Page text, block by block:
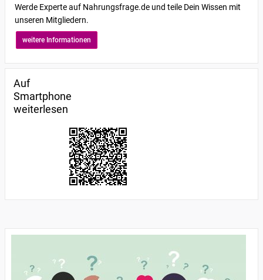
Werde Experte auf Nahrungsfrage.de und teile Dein Wissen mit
unseren Mitgliedern.
weitere Informationen
Auf
Smartphone
weiterlesen